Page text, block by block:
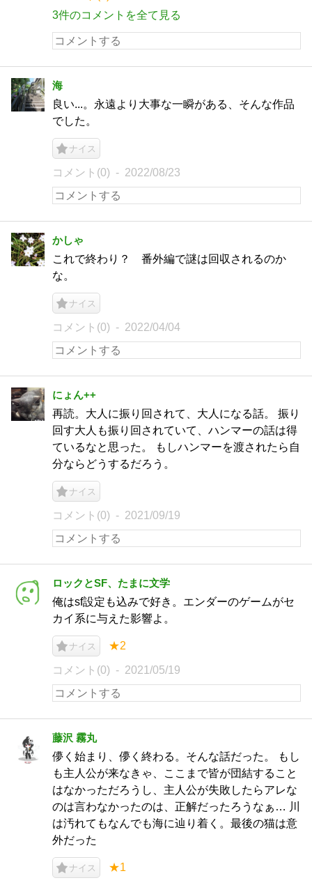
3件のコメントを全て見る
海
良い...。永遠より大事な一瞬がある、そんな作品
でした。
ナイス
コメント(0) 2022/08/23
かしゃ
これで終わり？ 番外編で謎は回収されるのか
な。
ナイス
コメント(0) 2022/04/04
にょん++
再読。大人に振り回されて、大人になる話。 振り
回す大人も振り回されていて、ハンマーの話は得
ているなと思った。 もしハンマーを渡されたら自
分ならどうするだろう。
ナイス
コメント(0) 2021/09/19
ロックとSF、たまに文学
俺はsf設定も込みで好き。エンダーのゲームがセ
カイ系に与えた影響よ。
ナイス ★2
コメント(0) 2021/05/19
藤沢 霧丸
儚く始まり、儚く終わる。そんな話だった。 もし
も主人公が来なきゃ、ここまで皆が団結すること
はなかっただろうし、主人公が失敗したらアレな
のは言わなかったのは、正解だったろうなぁ… 川
は汚れてもなんでも海に辿り着く。最後の猫は意
外だった
ナイス ★1